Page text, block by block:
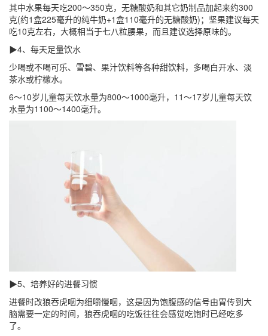
其中水果每天吃200～350克，无糖酸奶和其它奶制品加起来约300
克(约1盒225毫升的纯牛奶+1盒110毫升的无糖酸奶)；坚果建议每天
吃10克左右，大概相当于七八粒腰果，而且建议选择原味的。
▶4、每天足量饮水
少喝或不喝可乐、雪碧、果汁饮料等各种甜饮料，多喝白开水、淡
茶水或柠檬水。
6～10岁儿童每天饮水量为800～1000毫升，11～17岁儿童每天饮
水量为1100～1400毫升。
▶5、培养好的进餐习惯
进餐时改狼吞虎咽为细嚼慢咽，这是因为饱腹感的信号由胃传到大
脑需要一定的时间，狼吞虎咽的吃饭往往会感觉吃饱时已经吃多
了。